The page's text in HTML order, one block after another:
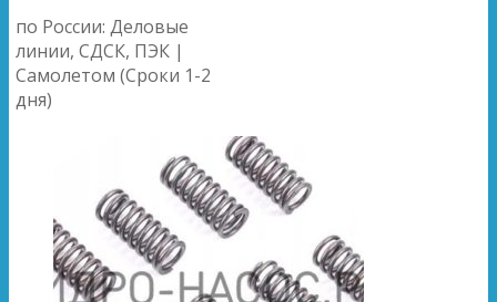
по России: Деловые
линии, СДСК, ПЭК |
Самолетом (Сроки 1-2
дня)